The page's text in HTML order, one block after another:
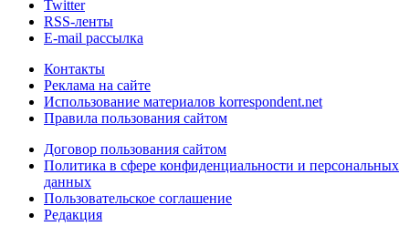
Twitter
RSS-ленты
E-mail рассылка
Контакты
Реклама на сайте
Использование материалов korrespondent.net
Правила пользования сайтом
Договор пользования сайтом
Политика в сфере конфиденциальности и персональных
данных
Пользовательское соглашение
Редакция